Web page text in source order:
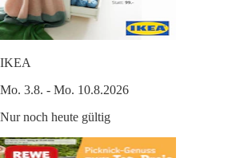
IKEA
Mo. 3.8. - Mo. 10.8.2026
Nur noch heute gültig